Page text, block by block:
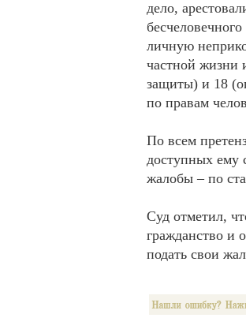
дело,
личную
частной жизни
защиты) и 18
по правам
По всем
доступных ему
жалобы – по
Суд отметил,
гражданство и
подать свои